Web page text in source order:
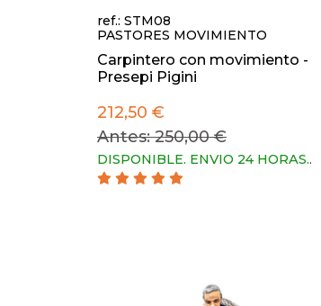
ref.: STM08
PASTORES MOVIMIENTO
Carpintero con movimiento -
Presepi Pigini
212,50 €
Antes: 250,00 €
DISPONIBLE. ENVIO 24 HORAS..